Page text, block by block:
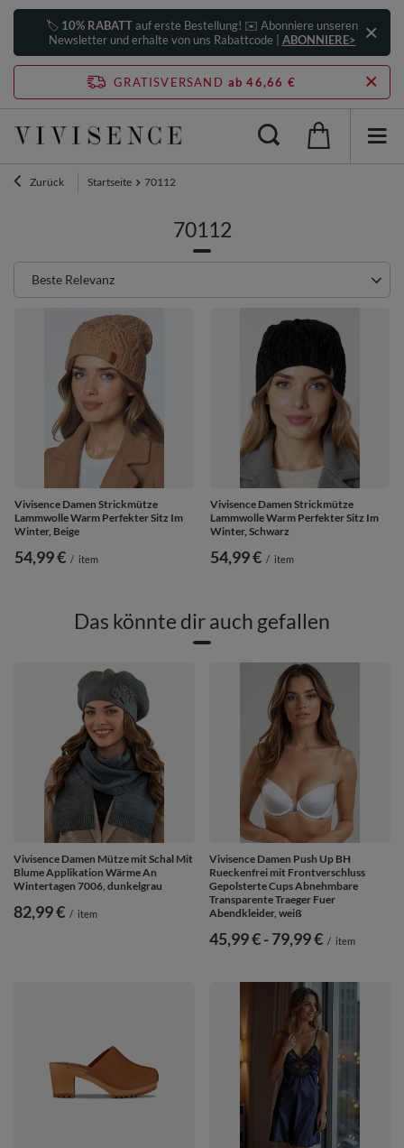
🏷️ 10% RABATTauf erste Bestellung! ✉️ Abonniere unseren
Newsletter und erhalte von uns Rabattcode | ABONNIERE>
GRATISVERSAND ab 46,66 €
Zurück Startseite 70112
70112
Sortierung ändern
Beste Relevanz
Vivisence Damen Strickmütze
Lammwolle Warm Perfekter Sitz Im
Winter, Beige
54,99 € / item
Vivisence Damen Strickmütze
Lammwolle Warm Perfekter Sitz Im
Winter, Schwarz
54,99 € / item
Das könnte dir auch gefallen
Vivisence Damen Mütze mit Schal Mit
Blume Applikation Wärme An
Wintertagen 7006, dunkelgrau
82,99 € / item
Vivisence Damen Push Up BH
Rueckenfrei mit Frontverschluss
Gepolsterte Cups Abnehmbare
Transparente Traeger Fuer
Abendkleider, weiß
ab
45,99 €-bis
79,99 € / item